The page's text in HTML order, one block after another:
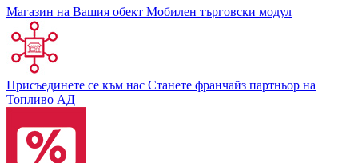
Магазин на Вашия обект Мобилен търговски модул
Присъединете се към нас Станете франчайз партньор на
Топливо АД